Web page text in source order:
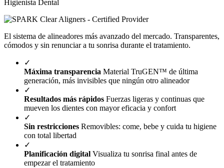
Higienista Dental
El sistema de alineadores más avanzado del mercado. Transparentes,
cómodos y sin renunciar a tu sonrisa durante el tratamiento.
✓
Máxima transparencia Material TruGEN™ de última
generación, más invisibles que ningún otro alineador
✓
Resultados más rápidos Fuerzas ligeras y continuas que
mueven los dientes con mayor eficacia y confort
✓
Sin restricciones Removibles: come, bebe y cuida tu higiene
con total libertad
✓
Planificación digital Visualiza tu sonrisa final antes de
empezar el tratamiento